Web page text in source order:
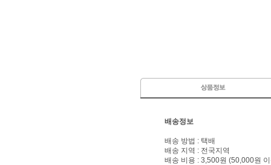
배송정보
배송 방법 : 택배
배송 지역 : 전국지역
배송 비용 : 3,500원 (50,000원